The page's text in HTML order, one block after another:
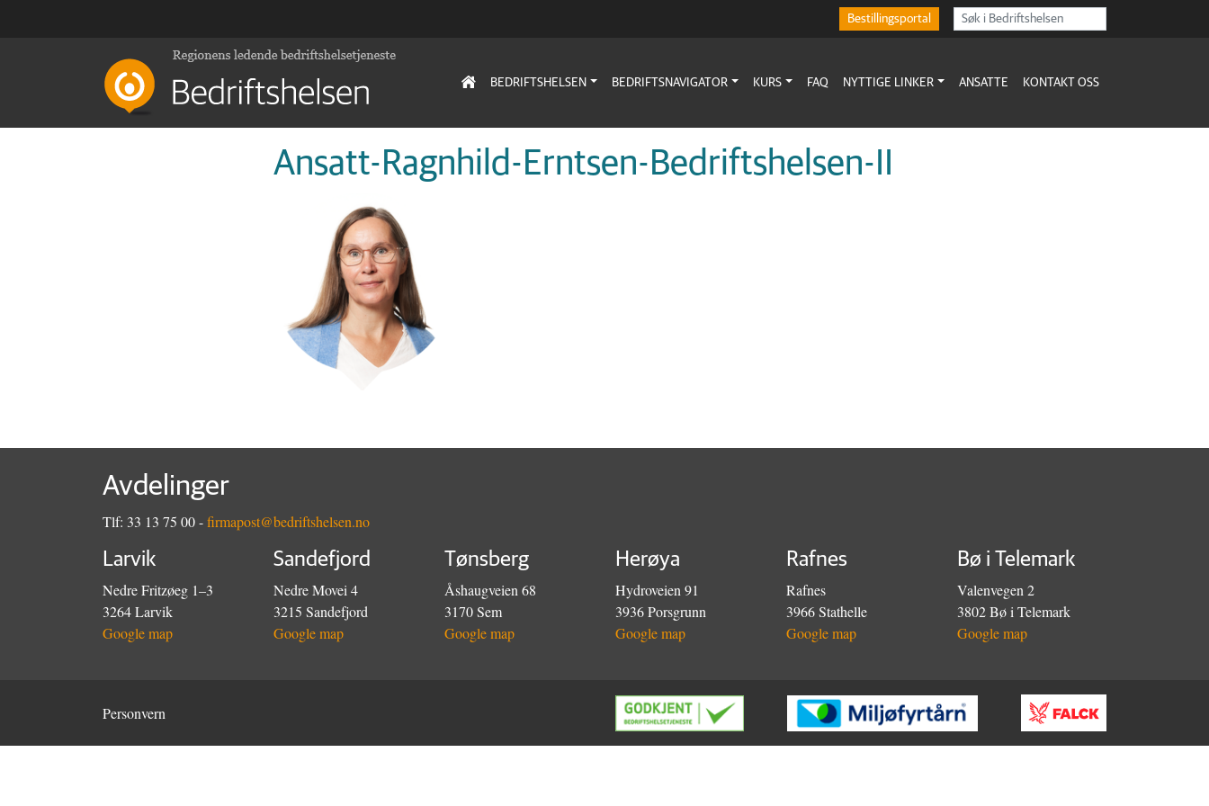
Bestillingsportal
BEDRIFTSHELSEN BEDRIFTSNAVIGATOR KURS FAQ NYTTIGE LINKER ANSATTE KONTAKT OSS
Ansatt-Ragnhild-Erntsen-Bedriftshelsen-II
Avdelinger
Tlf: 33 13 75 00 -firmapost@bedriftshelsen.no
Larvik
Nedre Fritzøeg 1–3
3264 Larvik
Google map
Sandefjord
Nedre Movei 4
3215 Sandefjord
Google map
Tønsberg
Åshaugveien 68
3170 Sem
Google map
Herøya
Hydroveien 91
3936 Porsgrunn
Google map
Rafnes
Rafnes
3966 Stathelle
Google map
Bø i Telemark
Valenvegen 2
3802 Bø i Telemark
Google map
Personvern